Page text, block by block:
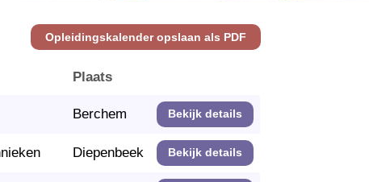
Opleidingskalender opslaan als PDF
Plaats
Berchem Bekijk details
Diepenbeek Bekijk details